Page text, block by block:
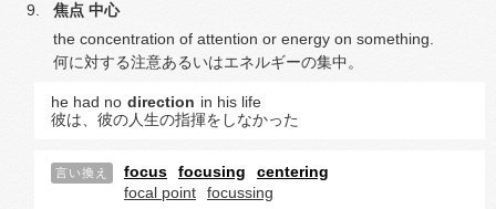
焦点 中心
the concentration of attention or energy on something.
何に対する注意あるいはエネルギーの集中。
he had no direction in his life
彼は、彼の人生の指揮をしなかった
言い換え focus focusing
centering
focal point
focussing